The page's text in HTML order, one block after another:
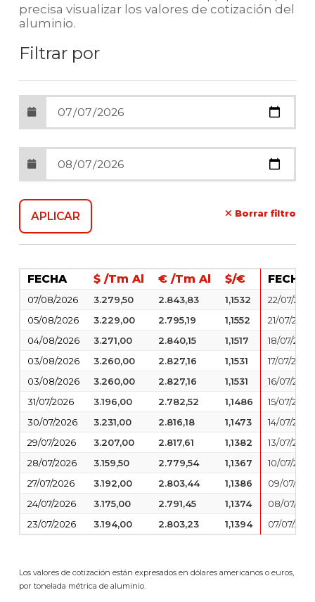
precisa visualizar los valores de cotización del
aluminio.
Filtrar por
Borrar filtro
FECHA $ /Tm Al € /Tm Al $/€ FECHA
07/08/2026 3.279,50 2.843,83 1,1532
22/07/2026
05/08/2026
3.229,00 2.795,19 1,1552
21/07/2026
04/08/2026
3.271,00 2.840,15 1,1517
18/07/2026
03/08/2026
3.260,00 2.827,16 1,1531
17/07/2026
03/08/2026
3.260,00 2.827,16 1,1531
16/07/2026
31/07/2026
3.196,00 2.782,52 1,1486
15/07/2026
30/07/2026
3.231,00 2.816,18 1,1473
14/07/2026
29/07/2026
3.207,00 2.817,61 1,1382
13/07/2026
28/07/2026
3.159,50 2.779,54 1,1367
10/07/2026
27/07/2026
3.192,00 2.803,44 1,1386
09/07/
24/07/2026
3.175,00 2.791,45 1,1374
08/07/
23/07/2026
3.194,00 2.803,23 1,1394 07/07/
Los valores de cotización están expresados en dólares americanos o euros,
por tonelada métrica de aluminio.